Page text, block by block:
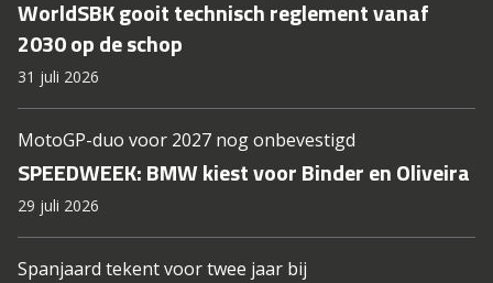
WorldSBK gooit technisch reglement vanaf
2030 op de schop
31 juli 2026
MotoGP-duo voor 2027 nog onbevestigd
SPEEDWEEK: BMW kiest voor Binder en Oliveira
29 juli 2026
Spanjaard tekent voor twee jaar bij